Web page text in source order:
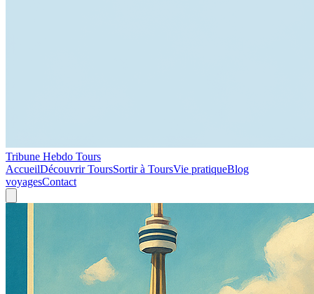
Tribune Hebdo Tours
AccueilDécouvrir ToursSortir à ToursVie pratiqueBlog
voyagesContact